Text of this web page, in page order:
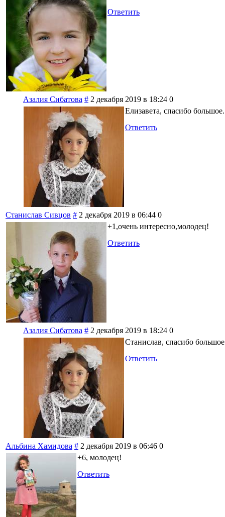
Ответить
Азалия Сибатова # 2 декабря 2019 в 18:24 0
Елизавета, спасибо большое.
Ответить
Станислав Сивцов # 2 декабря 2019 в 06:44 0
+1,очень интересно,молодец!
Ответить
Азалия Сибатова # 2 декабря 2019 в 18:24 0
Станислав, спасибо
Ответить
Альбина Хамидова # 2 декабря 2019 в 06:46 0
+6, молодец!
Ответить